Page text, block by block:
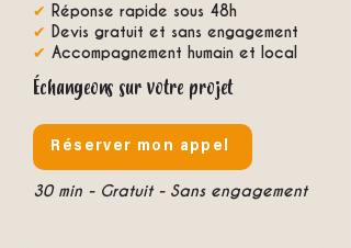
✔ Réponse rapide sous 48h
✔ Devis gratuit et sans engagement
✔ Accompagnement humain et local
Échangeons sur votre projet
Réserver mon appel
30 min - Gratuit - Sans engagement